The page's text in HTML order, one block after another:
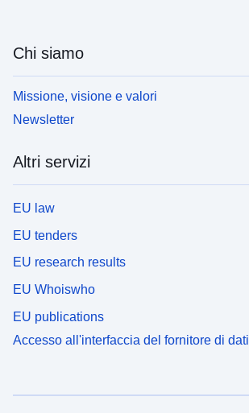
Chi siamo
Missione, visione e valori
Newsletter
Altri servizi
EU law
EU tenders
EU research results
EU Whoiswho
EU publications
Accesso all'interfaccia del fornitore di dati